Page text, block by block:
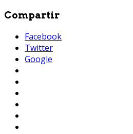
Compartir
Facebook
Twitter
Google